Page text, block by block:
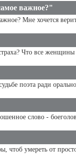
важное?"
Мне хочется
Что все
поэта ради
слово -
чтоб умереть от